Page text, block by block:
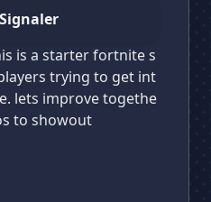
Signaler
is a starter fortnite s
trying to get int
lets improve togethe
to showout